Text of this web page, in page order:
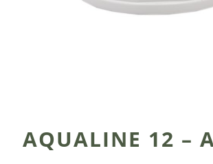
AQUALINE 12 –